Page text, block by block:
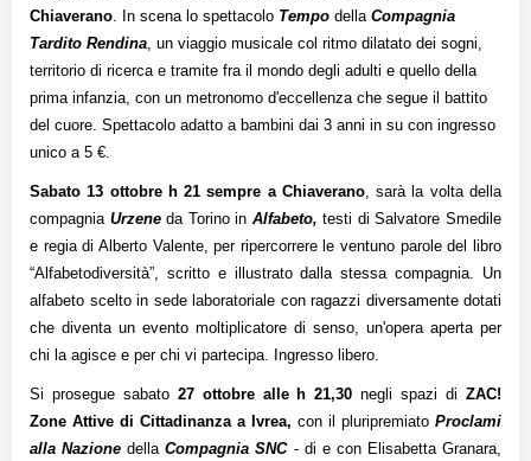
Chiaverano . In scena lo spettacolo Tempo della Compagnia
Tardito Rendina , un viaggio musicale col ritmo dilatato dei sogni,
territorio di ricerca e tramite fra il mondo degli adulti e quello della
prima infanzia, con un metronomo d'eccellenza che segue il battito
del cuore. Spettacolo adatto a bambini dai 3 anni in su con ingresso
unico a 5 €.
Sabato 13 ottobre h 21 sempre a Chiaverano, sarà la volta della
compagnia Urzeneda Torino in Alfabeto,testi di Salvatore Smedile
e regia di Alberto Valente, per ripercorrere le ventuno parole del libro
“Alfabetodiversità”, scritto e illustrato dalla stessa compagnia. Un
alfabeto scelto in sede laboratoriale con ragazzi diversamente dotati
che diventa un evento moltiplicatore di senso, un'opera aperta per
chi la agisce e per chi vi partecipa. Ingresso libero.
Si prosegue sabato 27 ottobre alle h 21,30 negli spazi diZAC!
Zone Attive di Cittadinanza a Ivrea, con il pluripremiato Proclami
alla Nazione dellaCompagnia SNC- di e con Elisabetta Granara,